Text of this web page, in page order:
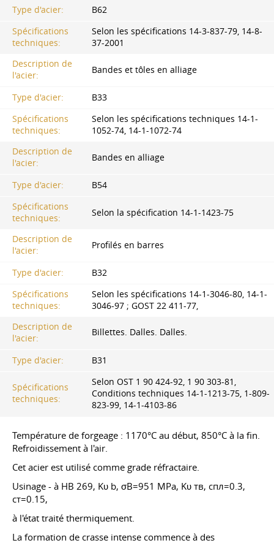
Type d'acier:
В62
Spécifications
techniques:
Selon les spécifications 14-3-837-79, 14-8-
37-2001
Description de
l'acier:
Bandes et tôles en alliage
Type d'acier:
В33
Spécifications
techniques:
Selon les spécifications techniques 14-1-
1052-74, 14-1-1072-74
Description de
l'acier:
Bandes en alliage
Type d'acier:
В54
Spécifications
techniques:
Selon la spécification 14-1-1423-75
Description de
l'acier:
Profilés en barres
Type d'acier:
В32
Spécifications
techniques:
Selon les spécifications 14-1-3046-80, 14-1-
3046-97 ; GOST 22 411-77,
Description de
l'acier:
Billettes. Dalles. Dalles.
Type d'acier: В31
Spécifications
techniques:
Selon OST 1 90 424-92, 1 90 303-81,
Conditions techniques 14-1-1213-75, 1-809-
823-99, 14-1-4103-86
Température de forgeage : 1170°C au début, 850°C à la fin.
Refroidissement à l'air.
Cet acier est utilisé comme grade réfractaire.
Usinage - à НВ 269, Kυ b, σВ=951 MPa, Kυ тв, спл=0.3,
ст=0.15,
à l'état traité thermiquement.
La formation de crasse intense commence à des